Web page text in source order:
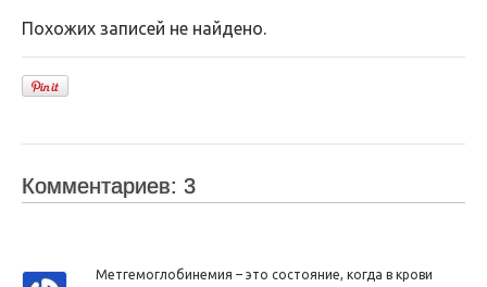
Похожих записей не найдено.
Комментариев: 3
Метгемоглобинемия – это состояние, когда в крови